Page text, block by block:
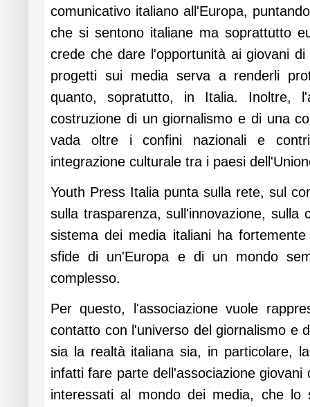
comunicativo italiano all'Europa,
che si sentono italiane ma soprattutto
crede che dare l'opportunità ai giovani
progetti sui media serva a renderli
quanto, sopratutto, in Italia. Inoltre,
costruzione di un giornalismo e di una
vada oltre i confini nazionali e
integrazione culturale tra i paesi
Youth Press Italia punta sulla rete, sul
sulla trasparenza, sull'innovazione, sulla
sistema dei media italiani ha
sfide di un'Europa e di un mondo
complesso.
Per questo, l'associazione vuole
contatto con l'universo del giornalismo e
sia la realtà italiana sia, in particolare,
infatti fare parte dell'associazione
interessati al mondo dei media, che lo